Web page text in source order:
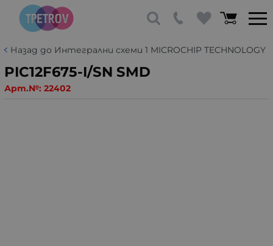
Назад до Интегрални схеми 1 MICROCHIP TECHNOLOGY
PIC12F675-I/SN SMD
Арт.№: 22402